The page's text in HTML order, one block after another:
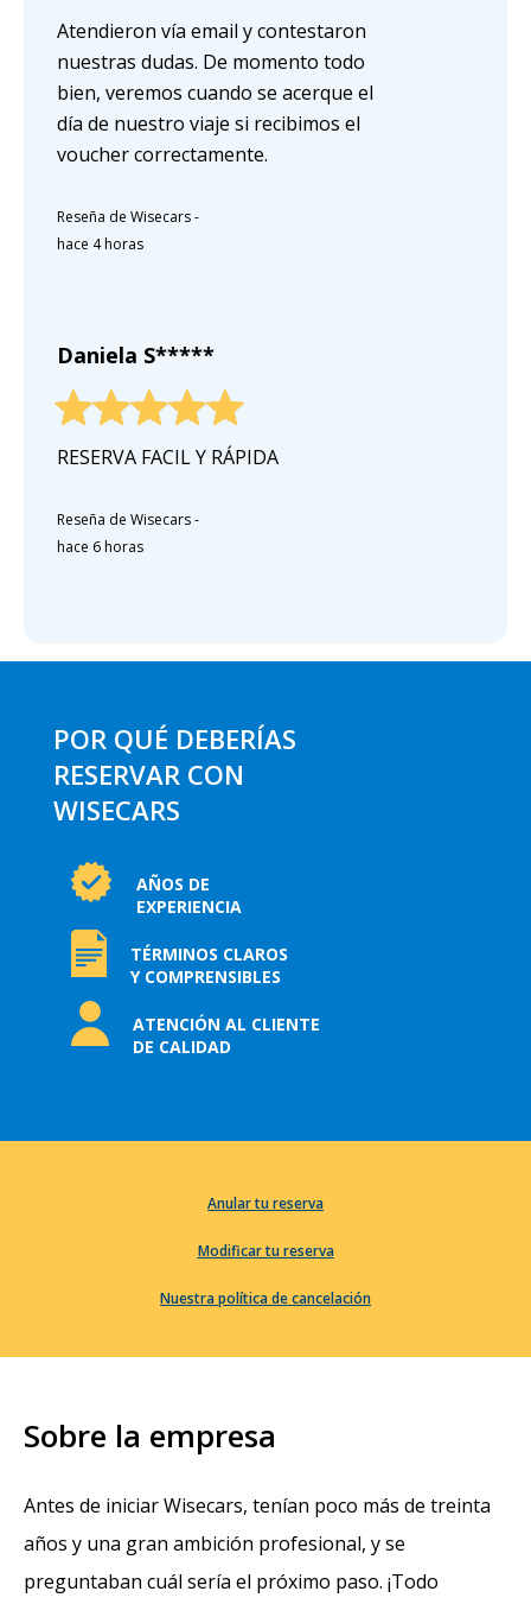
Atendieron vía email y contestaron
nuestras dudas. De momento todo
bien, veremos cuando se acerque el
día de nuestro viaje si recibimos el
voucher correctamente.
Reseña de Wisecars-
hace 4 horas
Daniela S*****
RESERVA FACIL Y RÁPIDA
Reseña de Wisecars-
hace 6 horas
POR QUÉ DEBERÍAS
RESERVAR CON
WISECARS
AÑOS DE
EXPERIENCIA
TÉRMINOS CLAROS
Y COMPRENSIBLES
ATENCIÓN AL CLIENTE
DE CALIDAD
Anular tu reserva
Modificar tu reserva
Nuestra política de cancelación
Sobre la empresa
Antes de iniciar Wisecars, tenían poco más de treinta
años y una gran ambición profesional, y se
preguntaban cuál sería el próximo paso. ¡Todo